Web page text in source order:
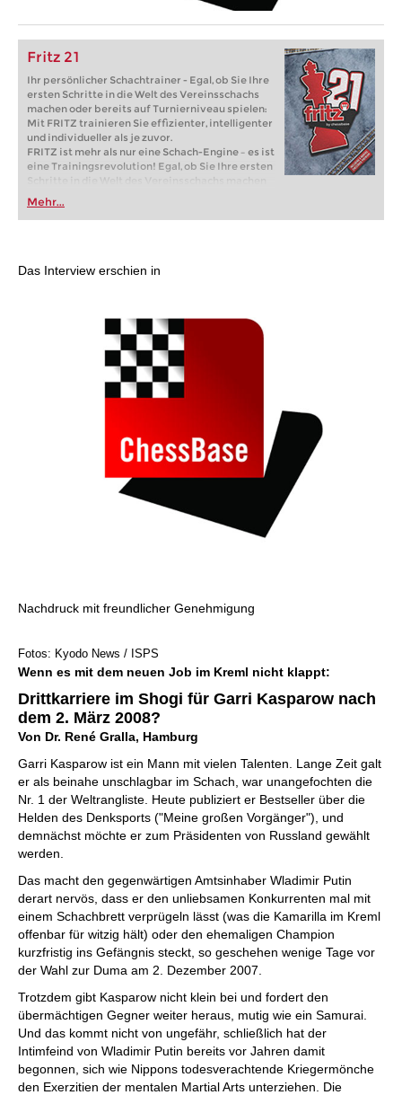
Fritz 21
Ihr persönlicher Schachtrainer - Egal, ob Sie Ihre
ersten Schritte in die Welt des Vereinsschachs
machen oder bereits auf Turnierniveau spielen:
Mit FRITZ trainieren Sie effizienter, intelligenter
und individueller als je zuvor.
FRITZ ist mehr als nur eine Schach-Engine – es ist
eine Trainingsrevolution! Egal, ob Sie Ihre ersten
Schritte in die Welt des Vereinsschachs machen
oder bereits auf Turnierniveau spielen: Mit
FRITZ trainieren Sie effizienter, intelligenter und
individueller als je zuvor.
Mehr...
Das Interview erschien in
Nachdruck mit freundlicher Genehmigung
Fotos: Kyodo News / ISPS
Wenn es mit dem neuen Job im Kreml nicht klappt:
Drittkarriere im Shogi für Garri Kasparow nach
dem 2. März 2008?
Von Dr. René Gralla, Hamburg
Garri Kasparow ist ein Mann mit vielen Talenten. Lange Zeit galt
er als beinahe unschlagbar im Schach, war unangefochten die
Nr. 1 der Weltrangliste. Heute publiziert er Bestseller über die
Helden des Denksports ("Meine großen Vorgänger"), und
demnächst möchte er zum Präsidenten von Russland gewählt
werden.
Das macht den gegenwärtigen Amtsinhaber Wladimir Putin
derart nervös, dass er den unliebsamen Konkurrenten mal mit
einem Schachbrett verprügeln lässt (was die Kamarilla im Kreml
offenbar für witzig hält) oder den ehemaligen Champion
kurzfristig ins Gefängnis steckt, so geschehen wenige Tage vor
der Wahl zur Duma am 2. Dezember 2007.
Trotzdem gibt Kasparow nicht klein bei und fordert den
übermächtigen Gegner weiter heraus, mutig wie ein Samurai.
Und das kommt nicht von ungefähr, schließlich hat der
Intimfeind von Wladimir Putin bereits vor Jahren damit
begonnen, sich wie Nippons todesverachtende Kriegermönche
den Exerzitien der mentalen Martial Arts unterziehen. Die